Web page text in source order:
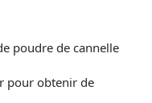
poudre de cannelle
pour obtenir de